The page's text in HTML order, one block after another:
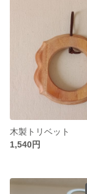
木製トリベット
1,540円